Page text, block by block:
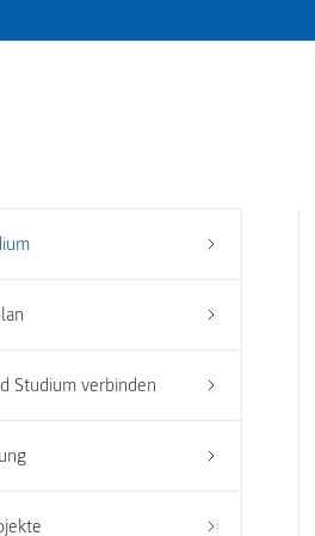
Studium verbinden